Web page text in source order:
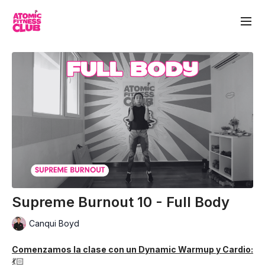
Supreme Burnout 10 - Full Body
Canqui Boyd
Comenzamos la clase con un Dynamic Warmup y Cardio:
💃🏻